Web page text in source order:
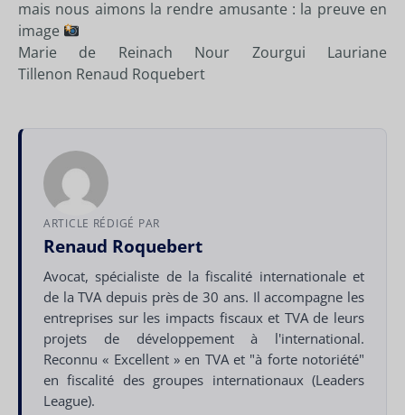
mais nous aimons la rendre amusante : la preuve en
image
Marie de Reinach
Nour Zourgui
Lauriane
Tillenon Renaud Roquebert
ARTICLE RÉDIGÉ PAR
Renaud Roquebert
Avocat, spécialiste de la fiscalité internationale et
de la TVA depuis près de 30 ans. Il accompagne les
entreprises sur les impacts fiscaux et TVA de leurs
projets de développement à l'international.
Reconnu « Excellent » en TVA et "à forte notoriété"
en fiscalité des groupes internationaux (Leaders
League).